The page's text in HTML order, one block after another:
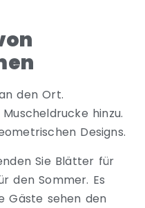
den Ort.
hinzu.
Designs.
Sie Blätter für
den Sommer. Es
Gäste sehen den